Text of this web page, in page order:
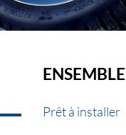
ENSEMBLE
Prêt à installer